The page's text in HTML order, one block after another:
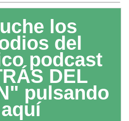
los
del
podcast
DEL
pulsando
aquí